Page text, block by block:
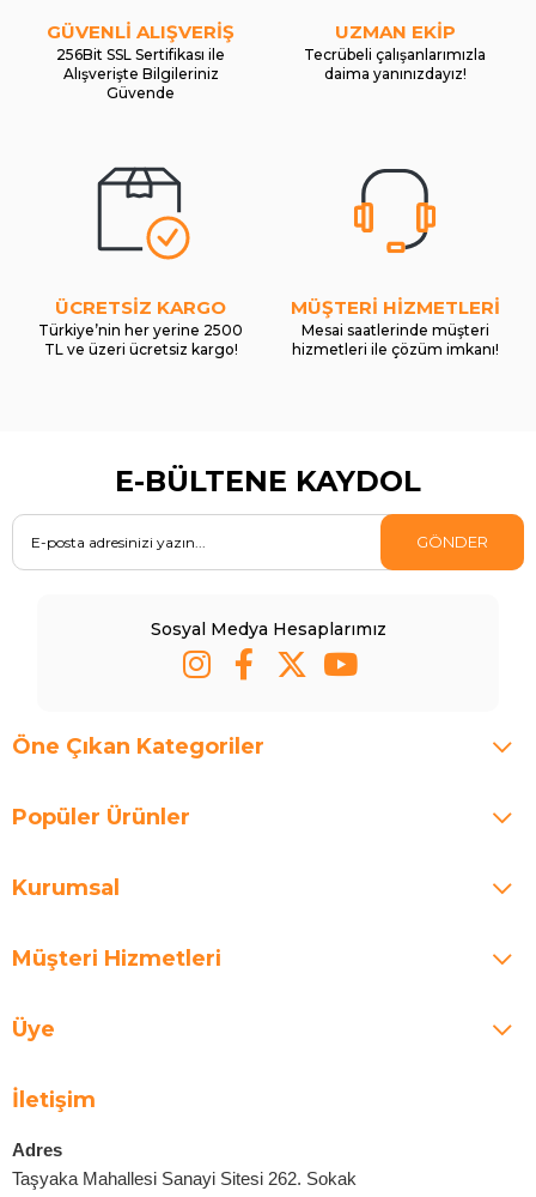
GÜVENLİ ALIŞVERİŞ
256Bit SSL Sertifikası ile
Alışverişte Bilgileriniz
Güvende
UZMAN EKİP
Tecrübeli çalışanlarımızla
daima yanınızdayız!
ÜCRETSİZ KARGO
Türkiye’nin her yerine 2500
TL ve üzeri ücretsiz kargo!
MÜŞTERİ HİZMETLERİ
Mesai saatlerinde müşteri
hizmetleri ile çözüm imkanı!
E-BÜLTENE KAYDOL
GÖNDER
Sosyal Medya Hesaplarımız
Öne Çıkan Kategoriler
Popüler Ürünler
Kurumsal
Müşteri Hizmetleri
Üye
İletişim
Adres
Taşyaka Mahallesi Sanayi Sitesi 262. Sokak